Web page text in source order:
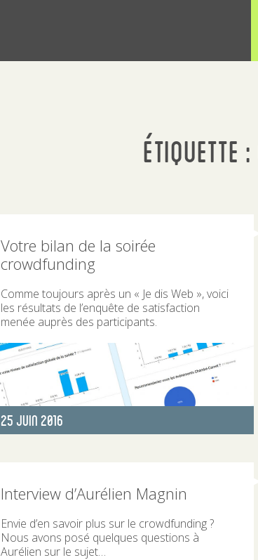
Étiquette :
Votre bilan de la soirée
crowdfunding
Comme toujours après un « Je dis Web », voici
les résultats de l’enquête de satisfaction
menée auprès des participants.
Publié
25 Juin 2016
Interview d’Aurélien Magnin
Envie d’en savoir plus sur le crowdfunding ?
Nous avons posé quelques questions à
Aurélien sur le sujet…